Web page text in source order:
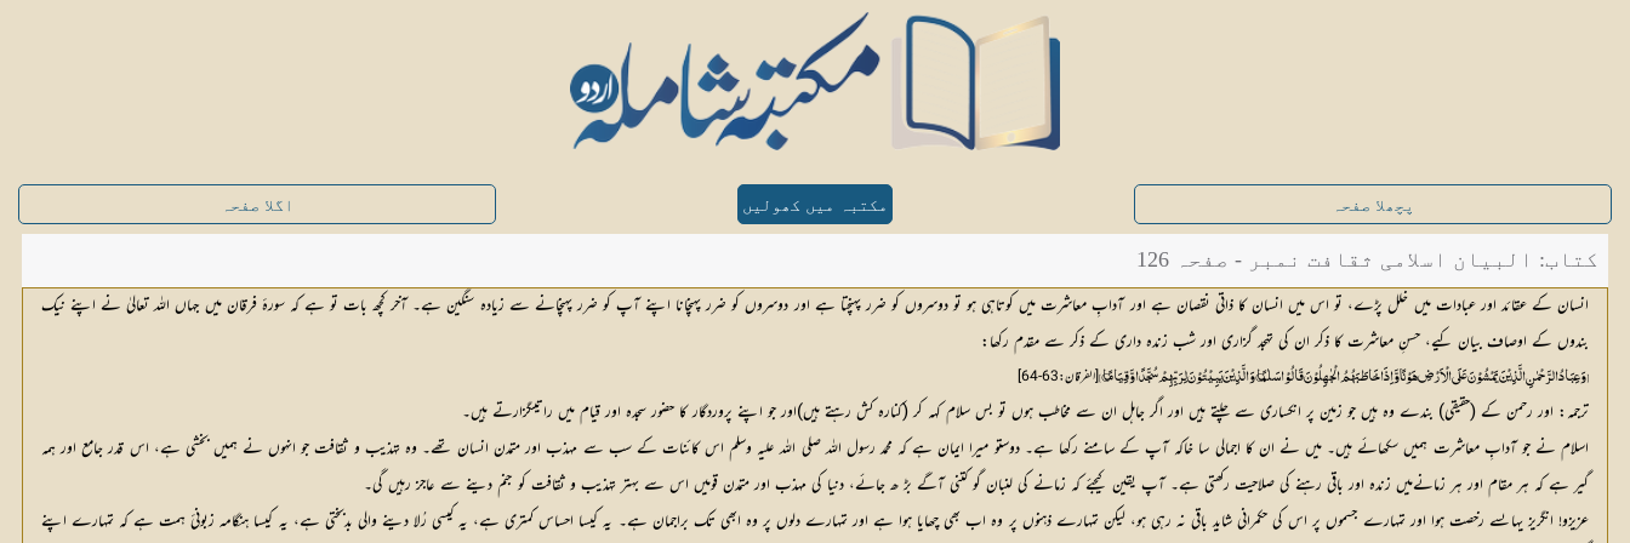
پچھلا صفحہ مکتبہ میں کھولیں اگلا صفحہ
کتاب: البیان اسلامی ثقافت نمبر - صفحہ 126
انسان کے عقائد اور عبادات میں خلل پڑے، تو اس میں انسان کا ذاتی نقصان ہے اور آدابِ معاشرت میں کوتاہی ہو تو دوسروں کو ضرر پہنچتا ہے اور دوسروں کو ضرر پہنچانا اپنے آپ کو ضرر پہنچانے سے زیادہ سنگین ہے۔ آخر کچھ بات تو ہے کہ سورۂ فرقان میں جہاں اللہ تعالیٰ نے اپنے نیک
بندوں کے اوصاف بیان کیے، حسنِ معاشرت کا ذکر ان کی تہجد گزاری اور شب زندہ داری کے ذکر سے مقدم رکھا:
[وَعِبَادُ الرَّحْمٰنِ الَّذِيْنَ يَمْشُوْنَ عَلَي الْاَرْضِ هَوْنًا وَّاِذَا خَاطَبَهُمُ الْجٰهِلُوْنَ قَالُوْا سَلٰمًا ؀ وَالَّذِيْنَ يَبِيْتُوْنَ لِرَبِّهِمْ سُجَّدًا وَّقِيَامًا ؀] [الفرقان:63-64]
ترجمہ: اور رحمن کے (حقیقی) بندے وہ ہیں جو زمین پر انکساری سے چلتے ہیں اور اگر جاہل ان سے مخاطب ہوں تو بس سلام کہہ کر (کنارہ کش رہتے ہیں)اور جو اپنے پروردگار کا حضور سجدہ اور قیام میں راتیںگزارتے ہیں۔
اسلام نے جو آدابِ معاشرت ہمیں سکھائے ہیں۔ میں نے ان کا اجمالی سا خاکہ آپ کے سامنے رکھا ہے۔ دوستو میرا ایمان ہے کہ محمد رسول اللہ صلی اللہ علیہ وسلم اس کائنات کے سب سے مہذب اور متمدن انسان تھے۔ وہ تہذیب و ثقافت جو انہوں نے ہمیں بخشی ہے، اس قدر جامع اور ہمہ
گیر ہے کہ ہر مقام اور ہر زمانےمیں زندہ اور باقی رہنے کی صلاحیت رکھتی ہے۔ آپ یقین کیجئے کہ زمانے کی لنبان گو کتنی آگے بڑ ھ جائے، دنیا کی مہذب اور متمدن قومیں اس سے بہتر تہذیب و ثقافت کو جنم دینے سے عاجز رہیں گی۔
عزیزو! انگریز یہاںسے رخصت ہوا اور تمہارے جسموں پر اس کی حکمرانی شاید باقی نہ رہی ہو، لیکن تمہارے ذہنوں پر وہ اب بھی چھایا ہوا ہے اور تمہارے دلوں پر وہ ابھی تک براجمان ہے۔ یہ کیسا احساس کمتری ہے، یہ کیسی رُلا دینے والی بدبختی ہے، یہ کیسا ہنگامہ زبونیٔ ہمت ہے کہ تمہارے اپنے